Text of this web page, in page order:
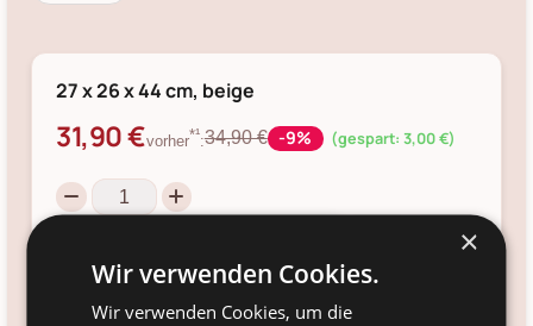
27 x 26 x 44 cm, beige
31,90 €vorher*¹:34,90 € -9% (gespart: 3,00 €)
×
Wir verwenden Cookies.
Wir verwenden Cookies, um die